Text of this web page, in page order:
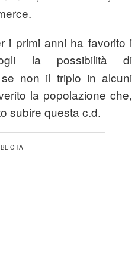
i primi anni ha favorito i
la possibilità di
non il triplo in alcuni
la popolazione che,
subire questa c.d.